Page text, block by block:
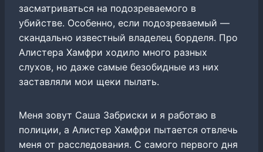
засматриваться на подозреваемого в
убийстве. Особенно, если подозреваемый —
скандально известный владелец борделя. Про
Алистера Хамфри ходило много разных
слухов, но даже самые безобидные из них
заставляли мои щеки пылать.
Меня зовут Саша Забриски и я работаю в
полиции, а Алистер Хамфри пытается отвлечь
меня от расследования. С самого первого дня